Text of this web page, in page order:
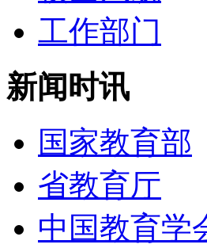
工作部门
新闻时讯
国家教育部
省教育厅
中国教育学